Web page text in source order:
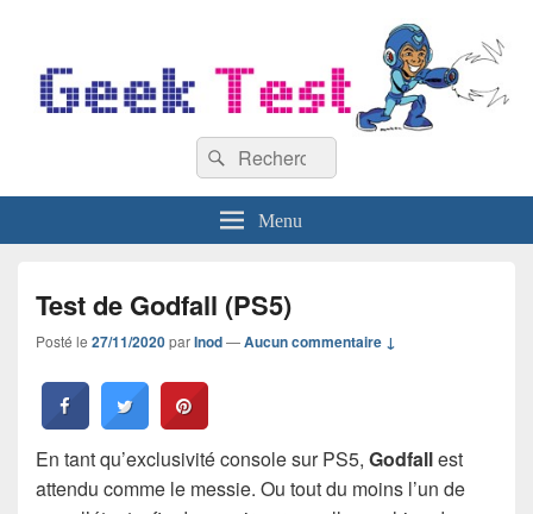
Recherche :
Rechercher
Menu
Test de Godfall (PS5)
Posté le 27/11/2020parInod—Aucun commentaire ↓
En tant qu’exclusivité console sur PS5, Godfallest
attendu comme le messie. Ou tout du moins l’un de